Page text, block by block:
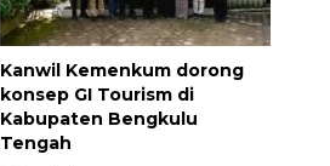
Kanwil Kemenkum dorong
konsep GI Tourism di
Kabupaten Bengkulu
Tengah